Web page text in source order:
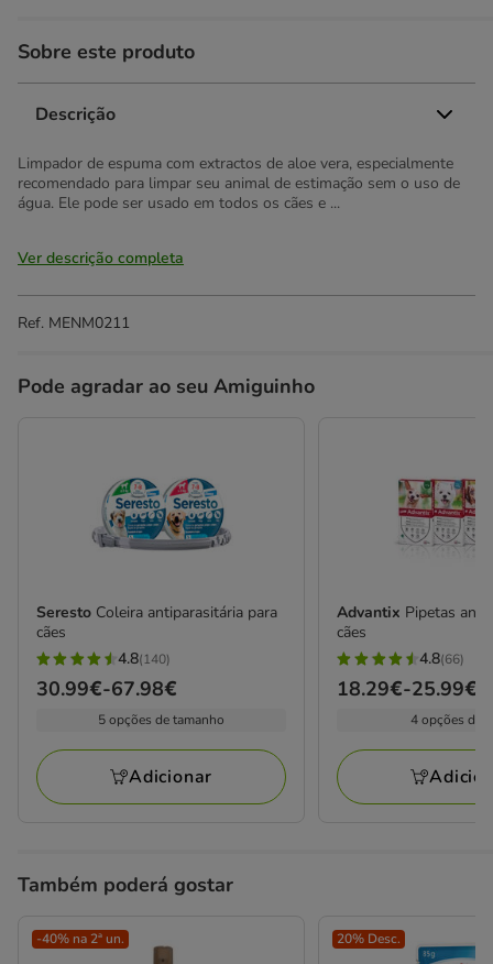
Sobre este produto
Descrição
Limpador de espuma com extractos de aloe vera, especialmente
recomendado para limpar seu animal de estimação sem o uso de
água. Ele pode ser usado em todos os cães e ...
Ver descrição completa
Ref. MENM0211
Pode agradar ao seu Amiguinho
Seresto Coleira antiparasitária para
cães
4.8
estrelas
140
avaliações
4.8(140)
Preço
a
67.98€
30.99€-67.98€
5 opções de tamanho
Adicionar
Advantix Pipetas
cães
4.8
estrelas
66
avaliações
4.8(66)
Preço
a
25.99€
18.29€-25.99€
4 opções de
Também poderá gostar
-40% na 2ª un. 20% Desc.